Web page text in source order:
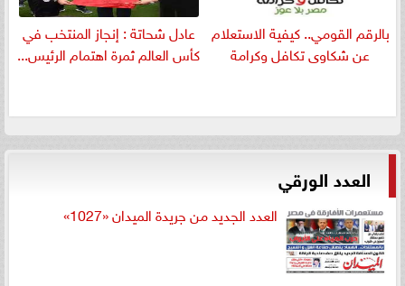
بالرقم القومي.. كيفية الاستعلام
عن شكاوى تكافل وكرامة
عادل شحاتة : إنجاز المنتخب في
كأس العالم ثمرة اهتمام الرئيس...
العدد الورقي
العدد الجديد من جريدة الميدان «1027»